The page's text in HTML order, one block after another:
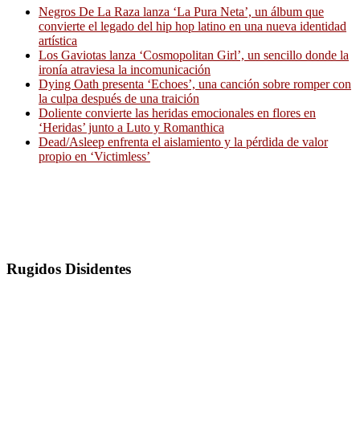
Negros De La Raza lanza ‘La Pura Neta’, un álbum que
convierte el legado del hip hop latino en una nueva identidad
artística
Los Gaviotas lanza ‘Cosmopolitan Girl’, un sencillo donde la
ironía atraviesa la incomunicación
Dying Oath presenta ‘Echoes’, una canción sobre romper con
la culpa después de una traición
Doliente convierte las heridas emocionales en flores en
‘Heridas’ junto a Luto y Romanthica
Dead/Asleep enfrenta el aislamiento y la pérdida de valor
propio en ‘Victimless’
Rugidos Disidentes